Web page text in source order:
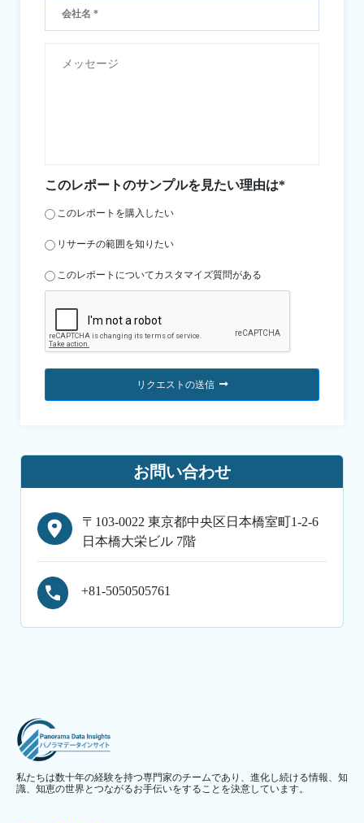
このレポートのサンプルを見たい理由は*
このレポートを購入したい
リサーチの範囲を知りたい
このレポートについてカスタマイズ質問がある
リクエストの送信
お問い合わせ
〒103-0022 東京都中央区日本橋室町1-2-6
日本橋大栄ビル 7階
+81-5050505761
私たちは数十年の経験を持つ専門家のチームであり、進化し続ける情報、知
識、知恵の世界とつながるお手伝いをすることを決意しています。